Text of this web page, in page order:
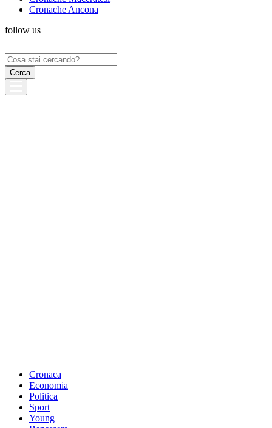
Cronache Ancona
follow us
Ricerca
per:
Cronaca
Economia
Politica
Sport
Young